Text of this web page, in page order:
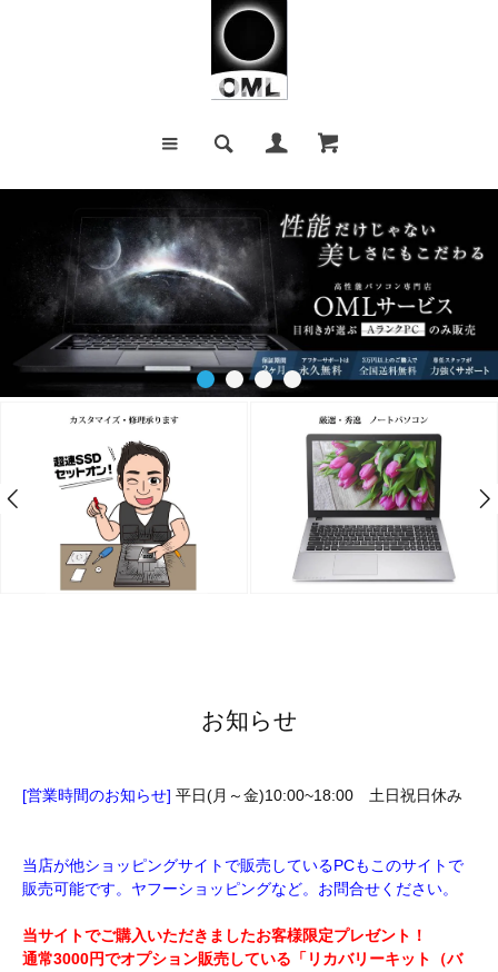
お知らせ
[営業時間のお知らせ] 平日(月～金)10:00~18:00 土日祝日休み
当店が他ショッピングサイトで販売しているPCもこのサイトで
販売可能です。ヤフーショッピングなど。お問合せください。
当サイトでご購入いただきましたお客様限定プレゼント！
通常3000円でオプション販売している「リカバリーキット（バ